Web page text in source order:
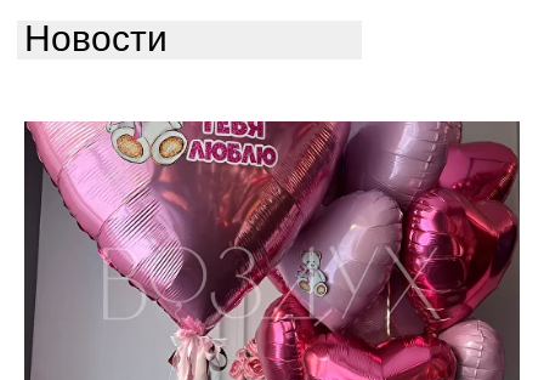
Новости